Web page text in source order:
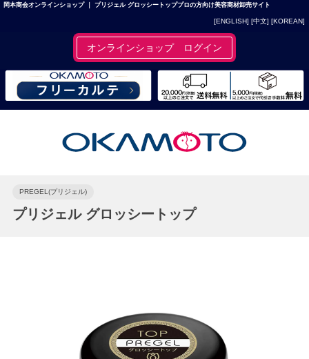
岡本商会オンラインショップ ｜ プリジェル グロッシートッププロの方向け美容商材卸売サイト
[ENGLISH] [中文] [KOREAN]
オンラインショップ ログイン
PREGEL(プリジェル)
プリジェル グロッシートップ